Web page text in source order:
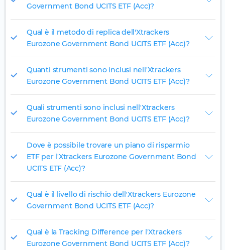
Government Bond UCITS ETF (Acc)?
Qual è il metodo di replica dell'Xtrackers
Eurozone Government Bond UCITS ETF (Acc)?
Quanti strumenti sono inclusi nell'Xtrackers
Eurozone Government Bond UCITS ETF (Acc)?
Quali strumenti sono inclusi nell'Xtrackers
Eurozone Government Bond UCITS ETF (Acc)?
Dove è possibile trovare un piano di risparmio
ETF per l'Xtrackers Eurozone Government Bond
UCITS ETF (Acc)?
Qual è il livello di rischio dell'Xtrackers Eurozone
Government Bond UCITS ETF (Acc)?
Qual è la Tracking Difference per l'Xtrackers
Eurozone Government Bond UCITS ETF (Acc)?